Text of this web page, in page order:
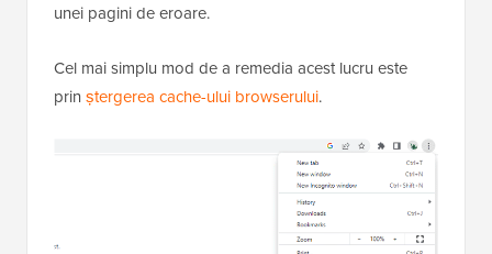
unei pagini de eroare.
Cel mai simplu mod de a remedia acest lucru este
prin ștergerea cache-ului browserului.